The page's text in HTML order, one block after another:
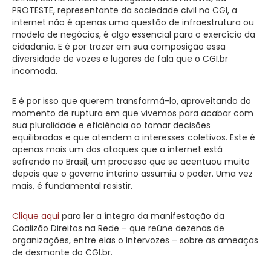
PROTESTE, representante da sociedade civil no CGI, a
internet não é apenas uma questão de infraestrutura ou
modelo de negócios, é algo essencial para o exercício da
cidadania. E é por trazer em sua composição essa
diversidade de vozes e lugares de fala que o CGI.br
incomoda.
E é por isso que querem transformá-lo, aproveitando do
momento de ruptura em que vivemos para acabar com
sua pluralidade e eficiência ao tomar decisões
equilibradas e que atendem a interesses coletivos. Este é
apenas mais um dos ataques que a internet está
sofrendo no Brasil, um processo que se acentuou muito
depois que o governo interino assumiu o poder. Uma vez
mais, é fundamental resistir.
Clique aqui para ler a íntegra da manifestação da
Coalizão Direitos na Rede – que reúne dezenas de
organizações, entre elas o Intervozes – sobre as ameaças
de desmonte do CGI.br.